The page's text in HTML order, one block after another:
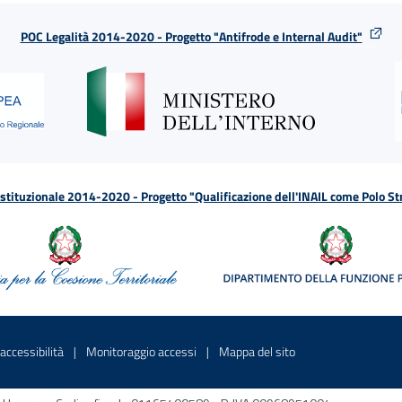
POC Legalità 2014-2020 - Progetto "Antifrode e Internal Audit"
2014-2020 - Progetto "Qualificazione dell'INAIL come Polo
una nuova finestraSito interno - Apre in una nuova finestra
Monitoraggio accessi Sito interno - Apre in una nuova
Mappa del sitoSito interno - Apre